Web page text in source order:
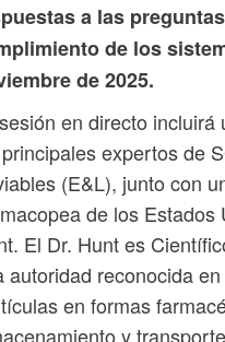
a las
de los
de 2025.
en directo
expertos de
(E&L), junto con
de los
El Dr. Hunt es
autoridad reconocida
en formas
y